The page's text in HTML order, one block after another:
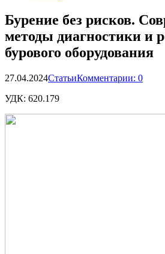
Бурение без рисков.
методы диагностики и
бурового оборудования
27.04.2024СтатьиКомментарии: 0
УДК: 620.179